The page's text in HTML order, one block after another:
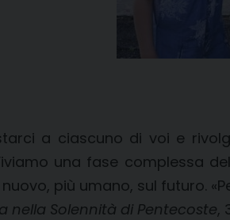
a ciascuno di voi e
una fase complessa
più umano, sul futuro.
nella Solennità di Pentecoste,